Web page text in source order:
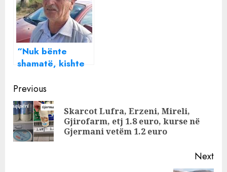
“Nuk bënte
shamatë, kishte
djalin”, flasin
fqinjët e Ramiz
Muçollarit që
plagosi gruan
dhe djalin
Continue
Reading
Previous
Skarcot Lufra, Erzeni, Mireli,
Gjirofarm, etj 1.8 euro, kurse në
Gjermani vetëm 1.2 euro
Next